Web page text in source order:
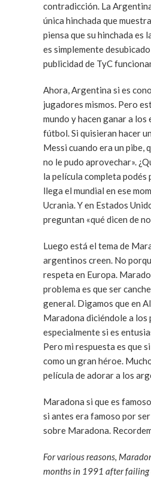
contradicción. La
única hinchada que
piensa que su hinchada es
es simplemente
publicidad de TyC
Ahora, Argentina si es
jugadores mismos. Pero
mundo y hacen ganar a
fútbol. Si quisieran hacer
Messi cuando era un pibe,
no le pudo aprovechar».
la película completa podés
llega el mundial en ese
Ucrania. Y en Estados
preguntan «qué dicen de
Luego está el tema de
argentinos creen. No
respeta en Europa.
problema es que ser
general. Digamos que en
Maradona diciéndole a los
especialmente si es
Pero mi respuesta es que
como un gran héroe.
película de adorar a los
Maradona si que es
si antes era famoso por
sobre Maradona.
For various reasons,
months in 1991 after failing